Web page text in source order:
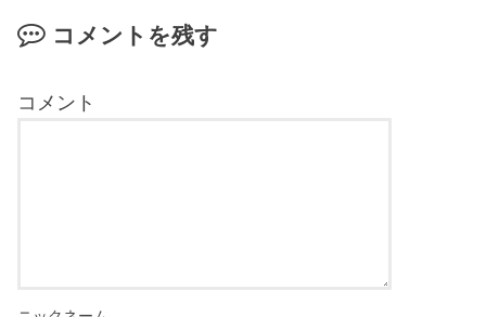
コメントを残す